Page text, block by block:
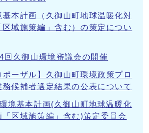
基本計画（久御山町地球温暖化対
域施策編」含む）の策定につい
回久御山環境審議会の開催
ポーザル】久御山町環境政策プロ
務候補者選定結果の公表について
境基本計画(久御山町地球温暖化
「区域施策編」含む)策定委員会